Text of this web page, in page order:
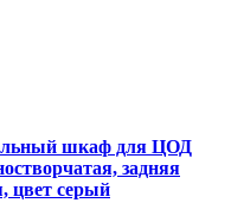
шкаф для ЦОД
задняя
цвет серый